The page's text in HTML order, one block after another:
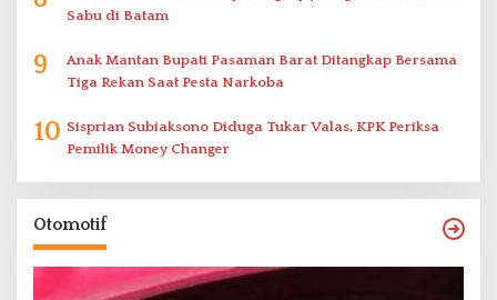
Sabu di Batam
9
Anak Mantan Bupati Pasaman Barat Ditangkap Bersama
Tiga Rekan Saat Pesta Narkoba
10 Sisprian Subiaksono Diduga Tukar Valas, KPK Periksa
Pemilik Money Changer
Otomotif